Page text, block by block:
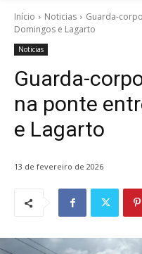
Início Noticias
Guarda-
Domingos e Lagarto
Noticias
Guarda-
na ponte
e Lagarto
13 de fevereiro de 2026